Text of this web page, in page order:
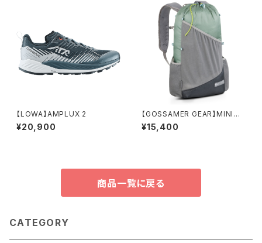
【LOWA】AMPLUX 2
¥20,900
【GOSSAMER GEAR】MINIMA
LIST 19
¥15,400
商品一覧に戻る
CATEGORY